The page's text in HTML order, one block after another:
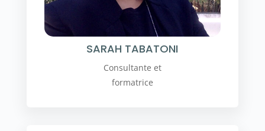
SARAH TABATONI
Consultante et
formatrice